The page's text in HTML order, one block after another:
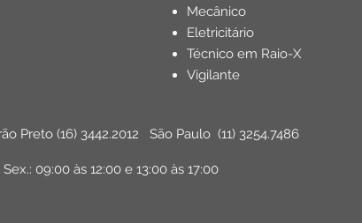
Mecânico
Eletricitário
Técnico em Raio-X
Vigilante
Preto (16) 3442.2012 São Paulo (11) 3254.7486
09:00 às 12:00 e 13:00 às 17:00